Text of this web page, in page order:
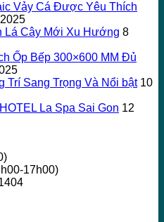
Vảy Cá Được Yêu Thích
Lá Cây Mới Xu Hướng 8
Ốp Bếp 300×600 MM Đủ
Trí Sang Trọng Và Nổi bật 10
La Spa Sai Gon 12
17h00)